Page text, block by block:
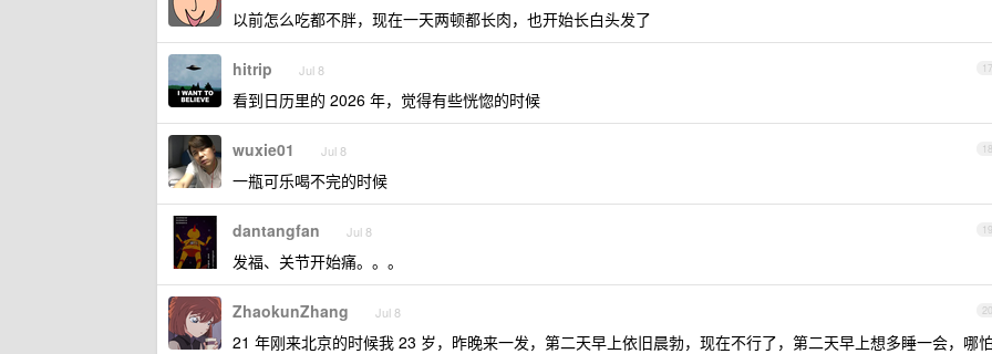
以前怎么吃都不胖，现在一天两顿都长肉，也开始长白头发了
17
hitrip Jul 8
看到日历里的 2026 年，觉得有些恍惚的时候
18
wuxie01 Jul 8
一瓶可乐喝不完的时候
19
dantangfan Jul 8
发福、关节开始痛。。。
20
ZhaokunZhang Jul 8
21 年刚来北京的时候我 23 岁，昨晚来一发，第二天早上依旧晨勃，现在不行了，第二天早上想多睡一会，哪怕